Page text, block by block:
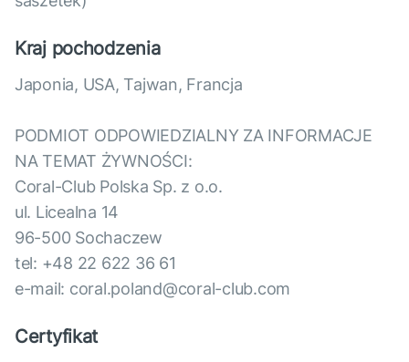
Kraj pochodzenia
Japonia, USA, Tajwan, Francja
PODMIOT ODPOWIEDZIALNY ZA INFORMACJE
NA TEMAT ŻYWNOŚCI:
Coral-Club Polska Sp. z o.o.
ul. Licealna 14
96-500 Sochaczew
tel: +48 22 622 36 61
e-mail: coral.poland@coral-club.com
Certyfikat